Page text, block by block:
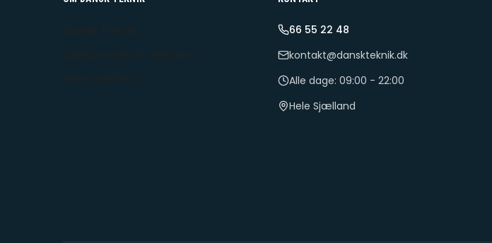
66 55 22 48
kontakt@danskteknik.dk
Alle dage: 09:00 - 22:00
Hele Sjælland